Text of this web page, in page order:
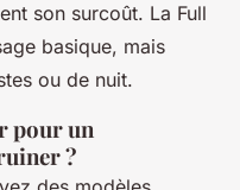
son surcoût. La Full
basique, mais
ou de nuit.
pour un
?